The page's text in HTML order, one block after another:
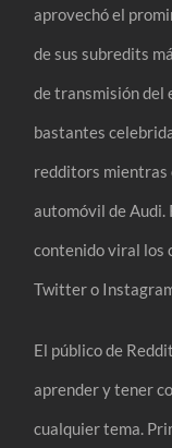
aprovechó el
de sus subredits
de transmisión del
bastantes
redditors mientras
automóvil de Audi.
contenido viral los
Twitter o
El público de
aprender y tener
cualquier tema.